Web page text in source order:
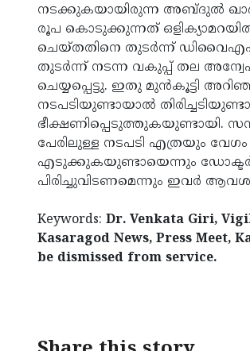
നടക്കുകയായിരുന്ന അബ്ദുല്‍ ഖാദര്‍
രൂപ കൊടുക്കുന്നത്
ചെയ്തതിനെ തുടര്‍ന്ന്
തുടര്‍ന്ന് നടന്ന വകുപ്പ് തല
ചെയ്യപ്പെട്ടു. ഇതു മുന്‍കൂട്ടി
നടപടിയുണ്ടായാല്‍
ഭീക്ഷണിപ്പെടുത്തുകയുണ്ടായി.
പേരിലുള്ള നടപടി എത്രയും
എടുക്കുകയുണ്ടായെന്നും
പിരിച്ചുവിടണമെന്നും ഇവര്‍
Keywords: Dr. Venkata Giri,
Kasaragod News, Press Meet,
be dismissed from service.